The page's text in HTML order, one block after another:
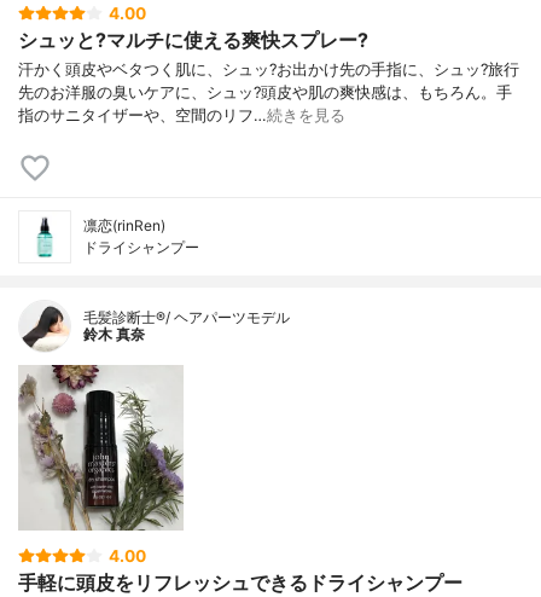
4.00
シュッと?マルチに使える爽快スプレー?
汗かく頭皮やベタつく肌に、シュッ?お出かけ先の手指に、シュッ?旅行
先のお洋服の臭いケアに、シュッ?頭皮や肌の爽快感は、もちろん。手
指のサニタイザーや、空間のリフ…続きを見る
凛恋(rinRen)
ドライシャンプー
毛髪診断士®︎/ ヘアパーツモデル
鈴木 真奈
4.00
手軽に頭皮をリフレッシュできるドライシャンプー